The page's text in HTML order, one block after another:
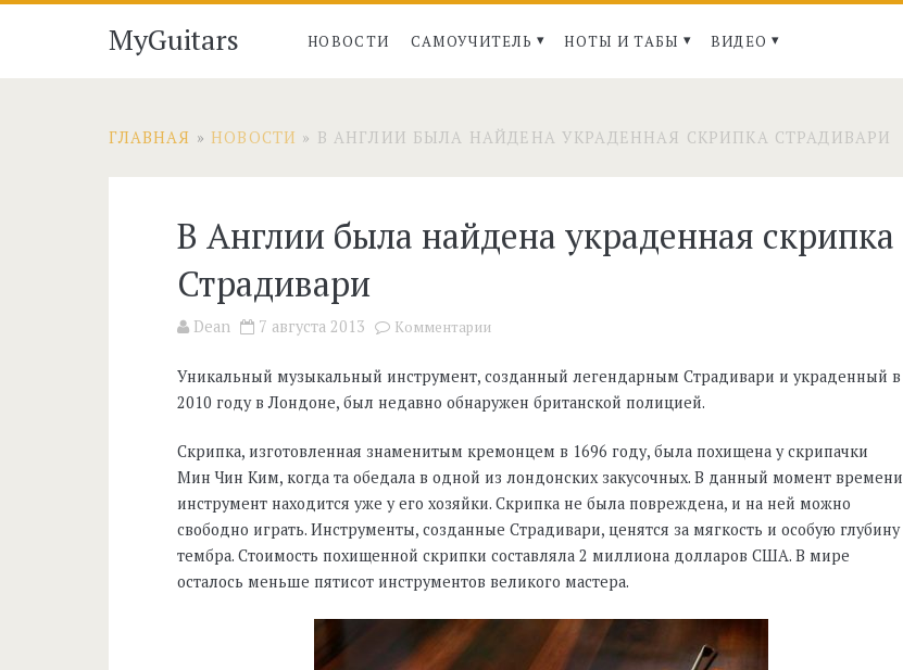
MyGuitars НОВОСТИ САМОУЧИТЕЛЬ НОТЫ И ТАБЫ ВИДЕО
ГЛАВНАЯ »НОВОСТИ » В АНГЛИИ БЫЛА НАЙДЕНА УКРАДЕННАЯ СКРИПКА СТРАДИВАРИ
В Англии была найдена украденная скрипка
Страдивари
Dean 7 августа 2013 Комментарии
Уникальный музыкальный инструмент, созданный легендарным Страдивари и украденный в
2010 году в Лондоне, был недавно обнаружен британской полицией.
Скрипка, изготовленная знаменитым кремонцем в 1696 году, была похищена у скрипачки
Мин Чин Ким, когда та обедала в одной из лондонских закусочных. В данный момент времени
инструмент находится уже у его хозяйки. Скрипка не была повреждена, и на ней можно
свободно играть. Инструменты, созданные Страдивари, ценятся за мягкость и особую глубину
тембра. Стоимость похищенной скрипки составляла 2 миллиона долларов США. В мире
осталось меньше пятисот инструментов великого мастера.